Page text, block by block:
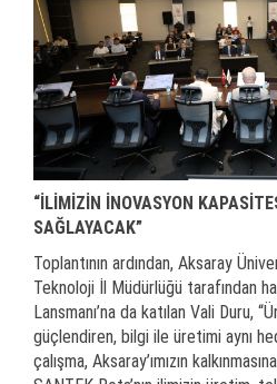
“İLİMİZİN İNOVASYON
SAĞLAYACAK”
Toplantının ardından, Aksaray
Teknoloji İl Müdürlüğü tarafından
Lansmanı’na da katılan Vali Duru,
güçlendiren, bilgi ile üretimi aynı
çalışma, Aksaray’ımızın